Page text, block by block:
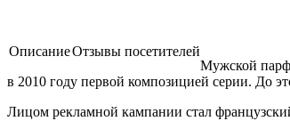
ОписаниеОтзывы посетителей
Мужской
в 2010 году первой композицией серии. До
Лицом рекламной кампании стал